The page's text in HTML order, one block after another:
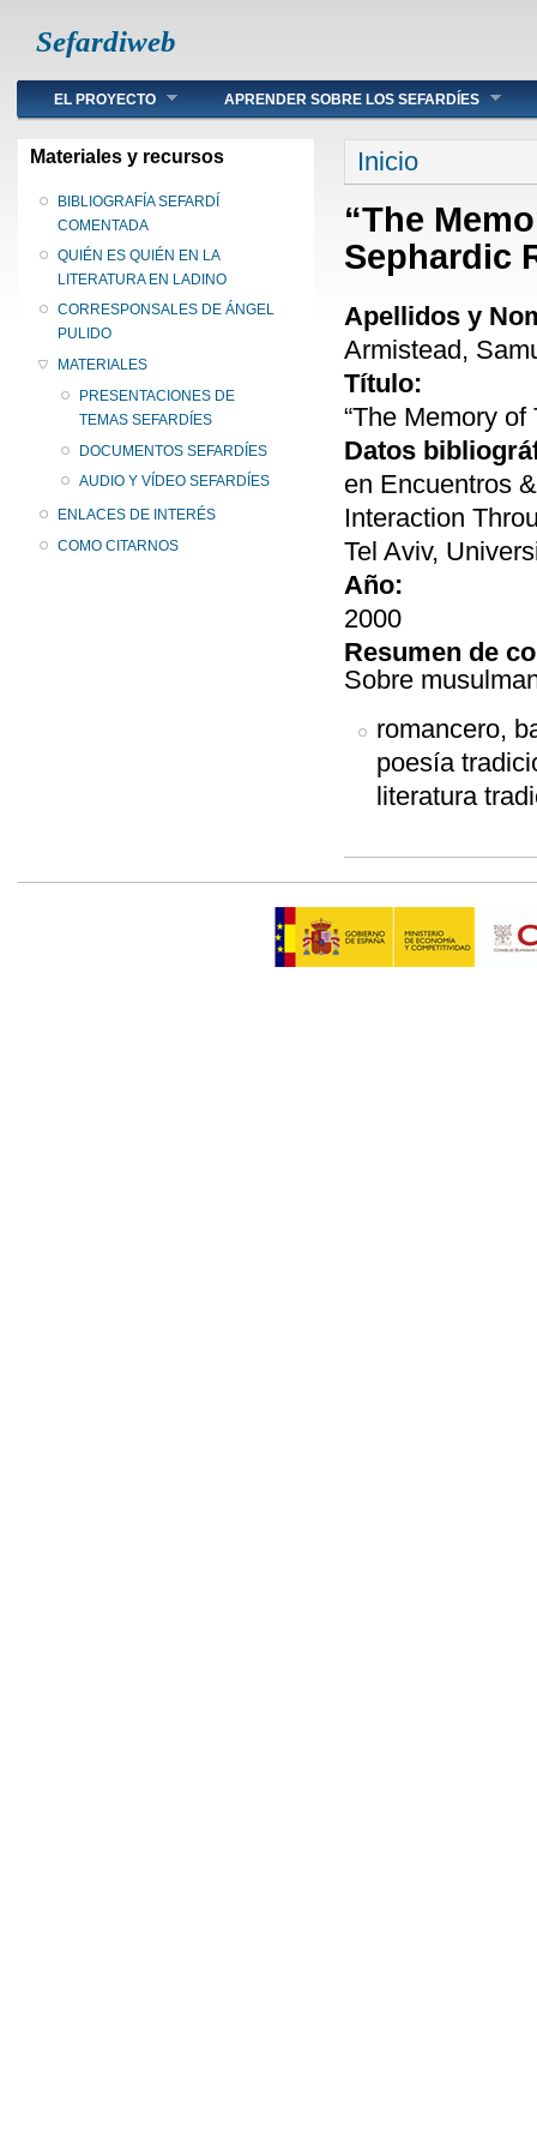
Sefardiweb
Main menu
EL PROYECTO APRENDER SOBRE LOS SEFARDÍES
Materiales y recursos
BIBLIOGRAFÍA SEFARDÍ
COMENTADA
QUIÉN ES QUIÉN EN LA
LITERATURA EN LADINO
CORRESPONSALES DE ÁNGEL
PULIDO
MATERIALES
PRESENTACIONES DE
TEMAS SEFARDÍES
DOCUMENTOS SEFARDÍES
AUDIO Y VÍDEO SEFARDÍES
ENLACES DE INTERÉS
COMO CITARNOS
Se encuentra
Inicio
“The
Sephardic
Apellidos y
Armistead,
Título:
“The Memory
Datos
en Encuentros
Interaction
Tel Aviv,
Año:
2000
Resumen de
Sobre
romancero,
poesía
literatura